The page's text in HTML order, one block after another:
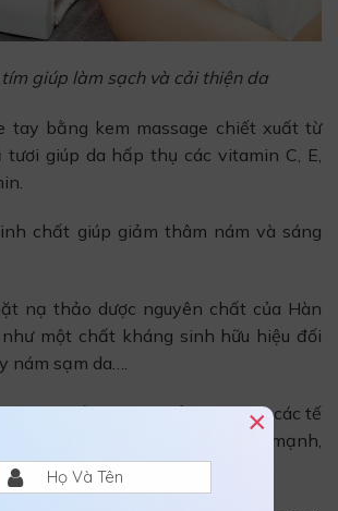
giúp làm sạch và cải thiện da
tay bằng kem massage chiết xuất từ
tươi giúp da hấp thụ các vitamin C, E,
chất giúp giảm thâm nám và sáng
nạ thảo dược nguyên chất của Hàn
như một chất kháng sinh hữu hiệu đối
nám sạm da….
sang hồng ngoại để kích thích các tế
tạo tế bào mới phát triển khỏe mạnh,
chống nhăn…
×